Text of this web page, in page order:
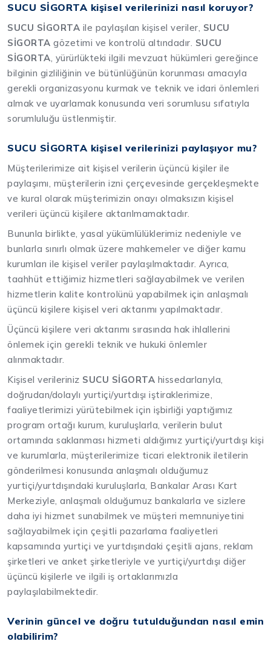
SUCU SİGORTA kişisel verilerinizi nasıl koruyor?
SUCU SİGORTA ile paylaşılan kişisel veriler, SUCU
SİGORTA gözetimi ve kontrolü altındadır. SUCU
SİGORTA , yürürlükteki ilgili mevzuat hükümleri gereğince
bilginin gizliliğinin ve bütünlüğünün korunması amacıyla
gerekli organizasyonu kurmak ve teknik ve idari önlemleri
almak ve uyarlamak konusunda veri sorumlusu sıfatıyla
sorumluluğu üstlenmiştir.
SUCU SİGORTA kişisel verilerinizi paylaşıyor mu?
Müşterilerimize ait kişisel verilerin üçüncü kişiler ile
paylaşımı, müşterilerin izni çerçevesinde gerçekleşmekte
ve kural olarak müşterimizin onayı olmaksızın kişisel
verileri üçüncü kişilere aktarılmamaktadır.
Bununla birlikte, yasal yükümlülüklerimiz nedeniyle ve
bunlarla sınırlı olmak üzere mahkemeler ve diğer kamu
kurumları ile kişisel veriler paylaşılmaktadır. Ayrıca,
taahhüt ettiğimiz hizmetleri sağlayabilmek ve verilen
hizmetlerin kalite kontrolünü yapabilmek için anlaşmalı
üçüncü kişilere kişisel veri aktarımı yapılmaktadır.
Üçüncü kişilere veri aktarımı sırasında hak ihlallerini
önlemek için gerekli teknik ve hukuki önlemler
alınmaktadır.
Kişisel verileriniz SUCU SİGORTA hissedarlarıyla,
doğrudan/dolaylı yurtiçi/yurtdışı iştiraklerimize,
faaliyetlerimizi yürütebilmek için işbirliği yaptığımız
program ortağı kurum, kuruluşlarla, verilerin bulut
ortamında saklanması hizmeti aldığımız yurtiçi/yurtdışı kişi
ve kurumlarla, müşterilerimize ticari elektronik iletilerin
gönderilmesi konusunda anlaşmalı olduğumuz
yurtiçi/yurtdışındaki kuruluşlarla, Bankalar Arası Kart
Merkeziyle, anlaşmalı olduğumuz bankalarla ve sizlere
daha iyi hizmet sunabilmek ve müşteri memnuniyetini
sağlayabilmek için çeşitli pazarlama faaliyetleri
kapsamında yurtiçi ve yurtdışındaki çeşitli ajans, reklam
şirketleri ve anket şirketleriyle ve yurtiçi/yurtdışı diğer
üçüncü kişilerle ve ilgili iş ortaklarımızla
paylaşılabilmektedir.
Verinin güncel ve doğru tutulduğundan nasıl emin
olabilirim?